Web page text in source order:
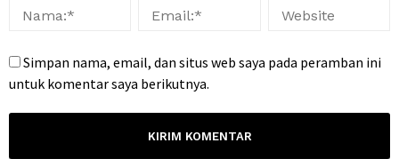
Simpan nama, email, dan situs web saya pada peramban ini
untuk komentar saya berikutnya.